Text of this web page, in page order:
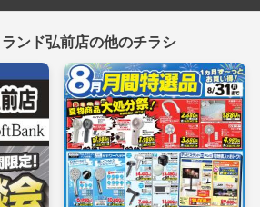
ンド弘前店の他のチラシ